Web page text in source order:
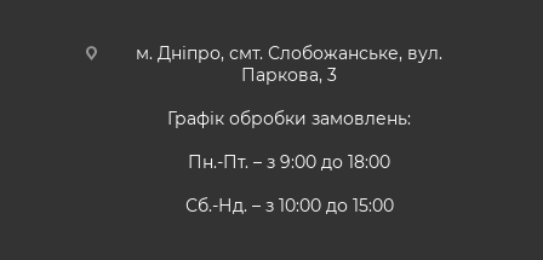
м. Дніпро, смт. Слобожанське, вул.
Паркова, 3
Графік обробки замовлень:
Пн.-Пт. – з 9:00 до 18:00
Сб.-Нд. – з 10:00 до 15:00